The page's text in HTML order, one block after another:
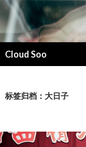
Cloud Soo
索
文
标签归档：大日子